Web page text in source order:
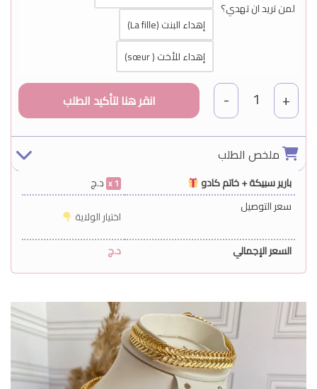
لمن تريد ان تهدي؟
إهداء البنت (La fille)
إهداء للأخت ( sœur)
+
1
-
ملخص الطلب
بارير سبيكة + خاتم كادو 1
د.ج
سعر التوصيل
اختيار الولاية
السعر الإجمالي
د.ج